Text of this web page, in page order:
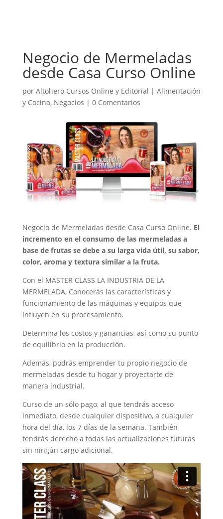
Negocio de Mermeladas
desde Casa Curso Online
por Altohero Cursos Online y Editorial | Alimentación
y Cocina, Negocios | 0 Comentarios
Negocio de Mermeladas desde Casa Curso Online. El
incremento en el consumo de las mermeladas a
base de frutas se debe a su larga vida útil, su sabor,
color, aroma y textura similar a la fruta.
Con el MASTER CLASS LA INDUSTRIA DE LA
MERMELADA, Conocerás las características y
funcionamiento de las máquinas y equipos que
influyen en su procesamiento.
Determina los costos y ganancias, así como su punto
de equilibrio en la producción.
Además, podrás emprender tu propio negocio de
mermeladas desde tu hogar y proyectarte de
manera industrial.
Curso de un sólo pago, al que tendrás acceso
inmediato, desde cualquier dispositivo, a cualquier
hora del día, los 7 días de la semana. También
tendrás derecho a todas las actualizaciones futuras
sin ningún cargo adicional.